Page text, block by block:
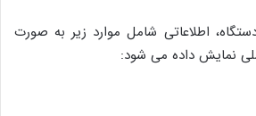
اطلاعاتی شامل موارد زیر به صورت
نمایش داده می شود: